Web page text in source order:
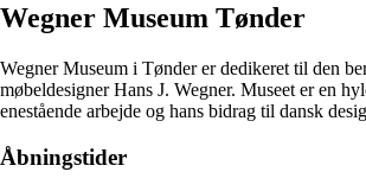
Wegner Museum Tønder
Wegner Museum i Tønder er dedikeret til den
møbeldesigner Hans J. Wegner. Museet er en
enestående arbejde og hans bidrag til dansk
Åbningstider